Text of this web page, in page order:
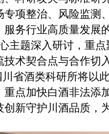
专项整治、风险监测
服务行业高质量发展
主题深入研讨，重
技术契合点与合作切
省酒类科研所将以
重点加快白酒非法添
创新守护川酒品质，